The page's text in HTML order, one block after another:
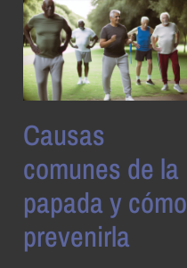
Causas
comunes de la
papada y cómo
prevenirla